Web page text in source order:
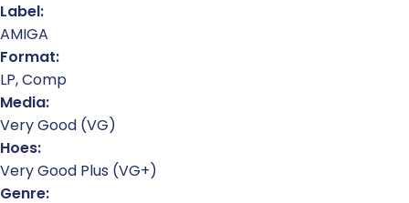
Label:
AMIGA
Format:
LP, Comp
Media:
Very Good (VG)
Hoes:
Very Good Plus (VG+)
Genre: